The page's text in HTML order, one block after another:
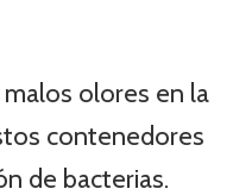
olores en la
contenedores
de bacterias.